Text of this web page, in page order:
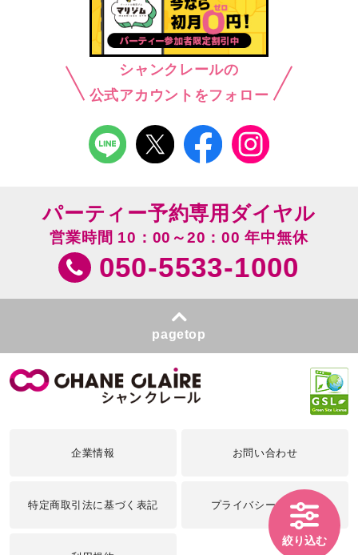
シャンクレールの
公式アカウントをフォロー
絞り込む
パーティー予約専用ダイヤル
営業時間 10：00～20：00 年中無休
050-5533-1000
pagetop
企業情報 お問い合わせ
特定商取引法に基づく表記 プライバシーポリシー